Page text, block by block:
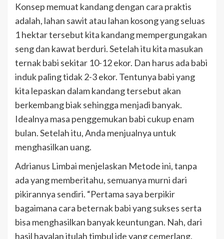
Konsep memuat kandang dengan cara praktis
adalah, lahan sawit atau lahan kosong yang seluas
1 hektar tersebut kita kandang mempergungakan
seng dan kawat berduri. Setelah itu kita masukan
ternak babi sekitar 10-12 ekor. Dan harus ada babi
induk paling tidak 2-3 ekor. Tentunya babi yang
kita lepaskan dalam kandang tersebut akan
berkembang biak sehingga menjadi banyak.
Idealnya masa penggemukan babi cukup enam
bulan. Setelah itu, Anda menjualnya untuk
menghasilkan uang.
Adrianus Limbai menjelaskan Metode ini, tanpa
ada yang memberitahu, semuanya murni dari
pikirannya sendiri. “Pertama saya berpikir
bagaimana cara beternak babi yang sukses serta
bisa menghasilkan banyak keuntungan. Nah, dari
hasil hayalan itulah timbul ide yang cemerlang.